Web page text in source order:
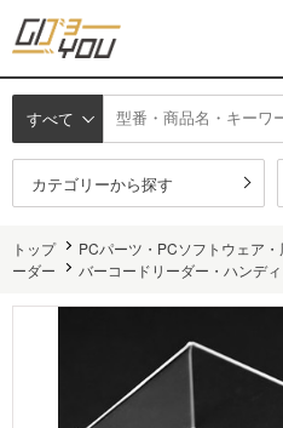
すべて
カテゴリーから探す
トップ PCパーツ・PCソフトウェア
ーダー
バーコードリーダー・ハンデ